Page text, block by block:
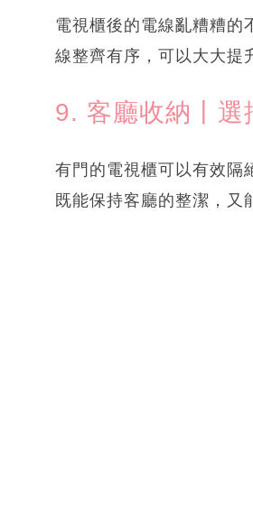
電視櫃後的電線亂糟糟的
線整齊有序，可以大大提
9. 客廳收納丨選
有門的電視櫃可以有效隔
既能保持客廳的整潔，又